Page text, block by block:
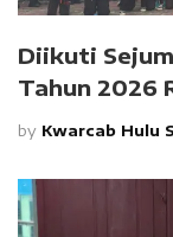
Diikuti
Tahun 2026
by Kwarcab Hulu